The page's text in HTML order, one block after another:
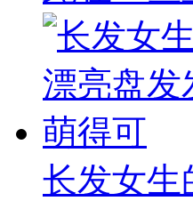
长发女生